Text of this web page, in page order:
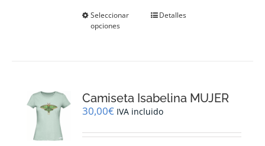
Seleccionar
opciones
Este
se
pueden
en
Detalles
Camiseta Isabelina MUJER
30,00€ IVA incluido